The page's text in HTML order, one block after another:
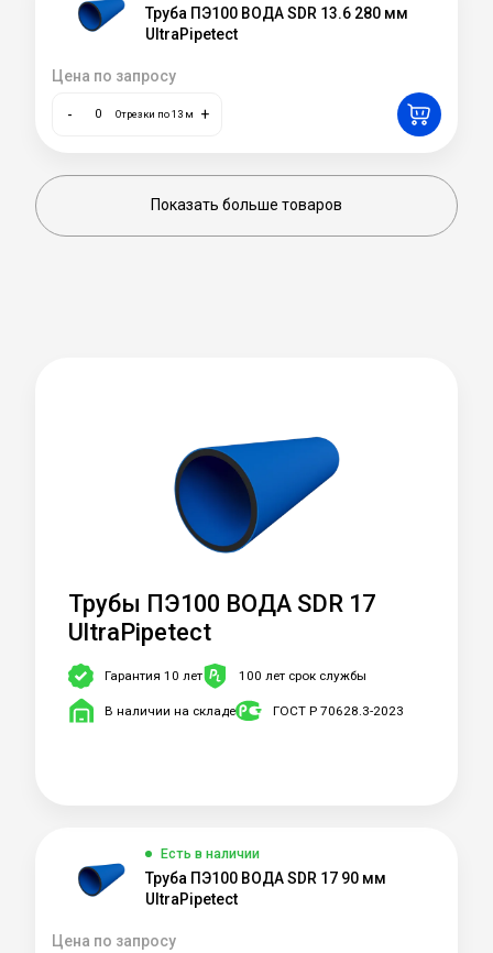
Труба ПЭ100 ВОДА SDR 13.6 280 мм
UltraPipetect
Цена по запросу
- Отрезки по 13 м +
Показать больше товаров
Трубы ПЭ100 ВОДА SDR 17
UltraPipetect
Гарантия 10 лет 100 лет срок службы
В наличии на складе ГОСТ Р 70628.3-2023
Есть в наличии
Труба ПЭ100 ВОДА SDR 17 90 мм
UltraPipetect
Цена по запросу